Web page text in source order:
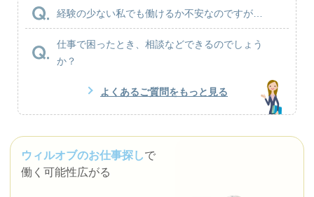
経験の少ない私でも働けるか不安なのですが…
仕事で困ったとき、相談などできるのでしょう
か？
よくあるご質問をもっと見る
ウィルオブのお仕事探しで
働く可能性広がる